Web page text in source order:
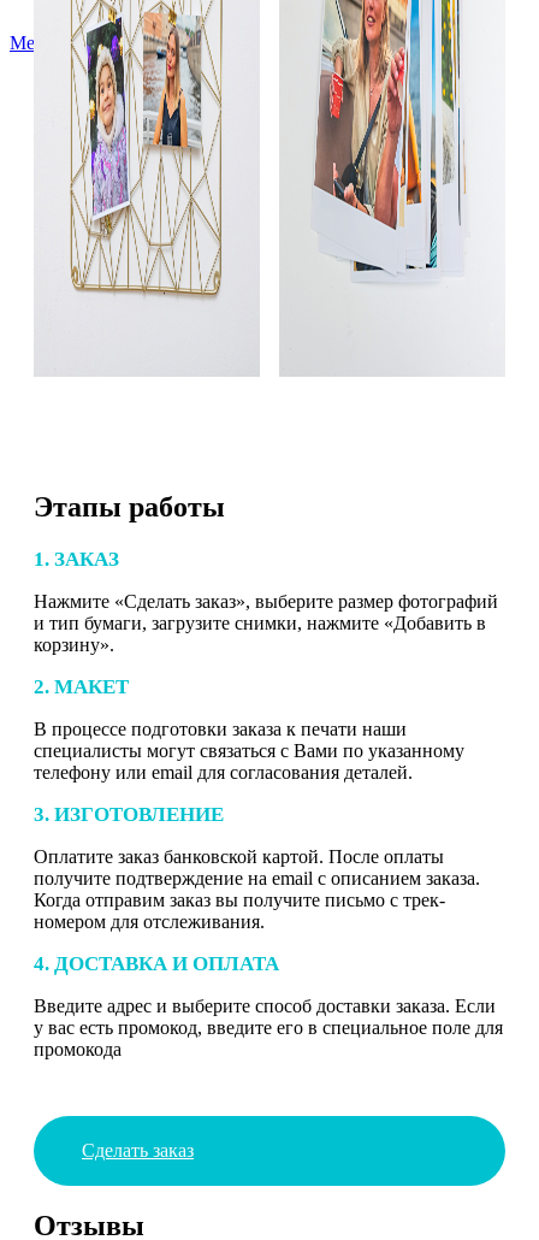
Меню
Этапы работы
1. ЗАКАЗ
Нажмите «Сделать заказ», выберите размер фотографий
и тип бумаги, загрузите снимки, нажмите «Добавить в
корзину».
2. МАКЕТ
В процессе подготовки заказа к печати наши
специалисты могут связаться с Вами по указанному
телефону или email для согласования деталей.
3. ИЗГОТОВЛЕНИЕ
Оплатите заказ банковской картой. После оплаты
получите подтверждение на email с описанием заказа.
Когда отправим заказ вы получите письмо с трек-
номером для отслеживания.
4. ДОСТАВКА И ОПЛАТА
Введите адрес и выберите способ доставки заказа. Если
у вас есть промокод, введите его в специальное поле для
промокода
Сделать заказ
Отзывы